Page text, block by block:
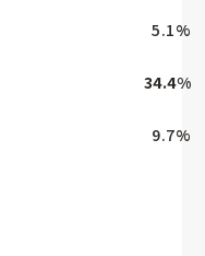
5.1%
34.4%
9.7%